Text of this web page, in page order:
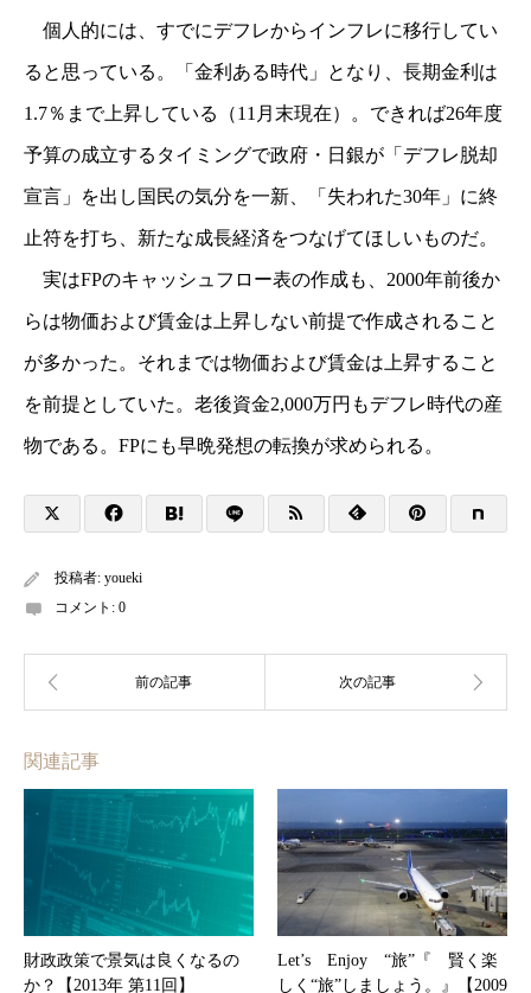
個人的には、すでにデフレからインフレに移行してい
ると思っている。「金利ある時代」となり、長期金利は
1.7％まで上昇している（11月末現在）。できれば26年度
予算の成立するタイミングで政府・日銀が「デフレ脱却
宣言」を出し国民の気分を一新、「失われた30年」に終
止符を打ち、新たな成長経済をつなげてほしいものだ。
実はFPのキャッシュフロー表の作成も、2000年前後か
らは物価および賃金は上昇しない前提で作成されること
が多かった。それまでは物価および賃金は上昇すること
を前提としていた。老後資金2,000万円もデフレ時代の産
物である。FPにも早晩発想の転換が求められる。
投稿者: youeki
コメント: 0
関連記事
財政政策で景気は良くなるの
か？【2013年 第11回】
Let’s Enjoy “旅”『 賢く楽
しく“旅”しましょう。』【2009